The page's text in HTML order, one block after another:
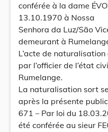
conférée à la dame
13.10.1970 à Nossa
Senhora da Luz/São
demeurant à
L’acte de
par l’officier de l’état
Rumelange.
La naturalisation sort
après la présente
671 – Par loi du
été conférée au sieur